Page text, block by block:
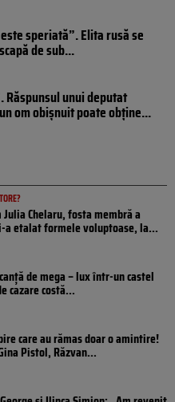
speriată”. Elita rusă se
de sub...
Răspunsul unui deputat
om obișnuit poate obține...
Julia Chelaru, fosta membră a
a etalat formele voluptoase, la...
de mega – lux într-un castel
cazare costă...
care au rămas doar o amintire!
Pistol, Răzvan...